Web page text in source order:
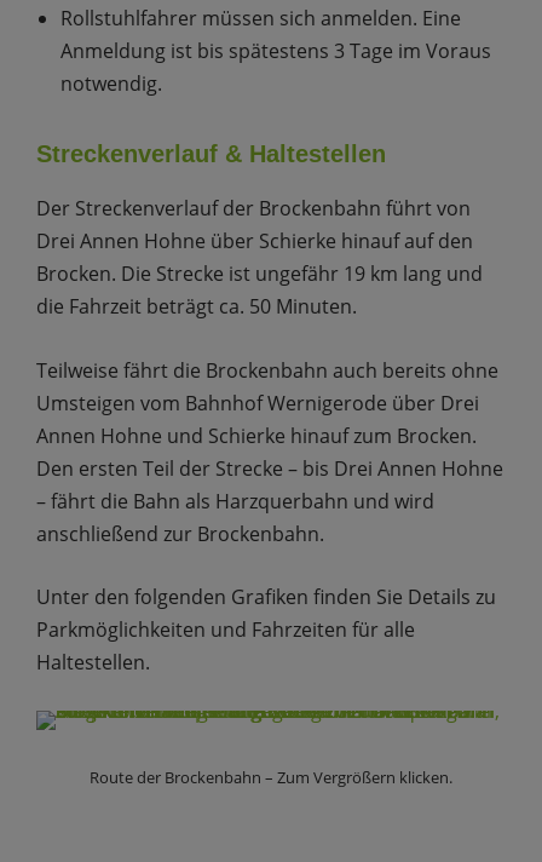
Rollstuhlfahrer müssen sich anmelden. Eine
Anmeldung ist bis spätestens 3 Tage im Voraus
notwendig.
Streckenverlauf & Haltestellen
Der Streckenverlauf der Brockenbahn führt von
Drei Annen Hohne über Schierke hinauf auf den
Brocken. Die Strecke ist ungefähr 19 km lang und
die Fahrzeit beträgt ca. 50 Minuten.
Teilweise fährt die Brockenbahn auch bereits ohne
Umsteigen vom Bahnhof Wernigerode über Drei
Annen Hohne und Schierke hinauf zum Brocken.
Den ersten Teil der Strecke – bis Drei Annen Hohne
– fährt die Bahn als Harzquerbahn und wird
anschließend zur Brockenbahn.
Unter den folgenden Grafiken finden Sie Details zu
Parkmöglichkeiten und Fahrzeiten für alle
Haltestellen.
Route der Brockenbahn – Zum Vergrößern klicken.